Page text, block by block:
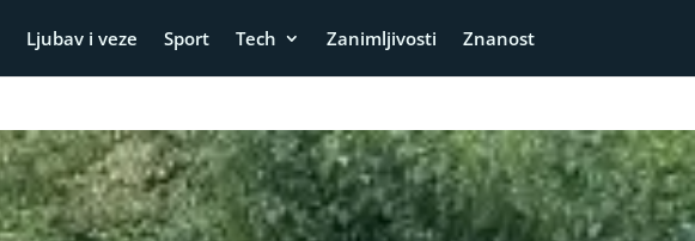
Ljubav i veze Sport Tech Zanimljivosti Znanost